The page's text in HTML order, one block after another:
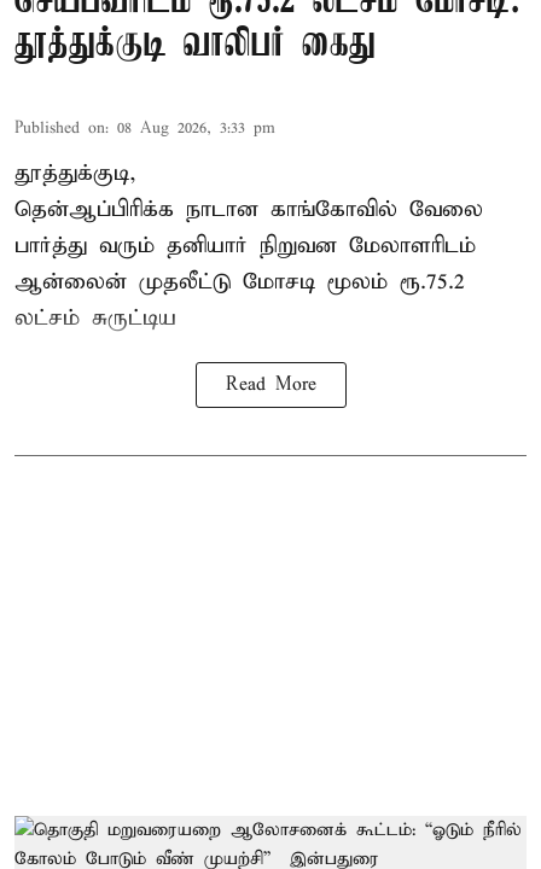
தூத்துக்குடி வாலிபர் கைது
Published on: 08 Aug 2026, 3:33 pm
தூத்துக்குடி,
தென்ஆப்பிரிக்க நாடான காங்கோவில் வேலை
பார்த்து வரும் தனியார் நிறுவன மேலாளரிடம்
ஆன்லைன் முதலீட்டு மோசடி மூலம் ரூ.75.2
லட்சம் சுருட்டிய
Read More